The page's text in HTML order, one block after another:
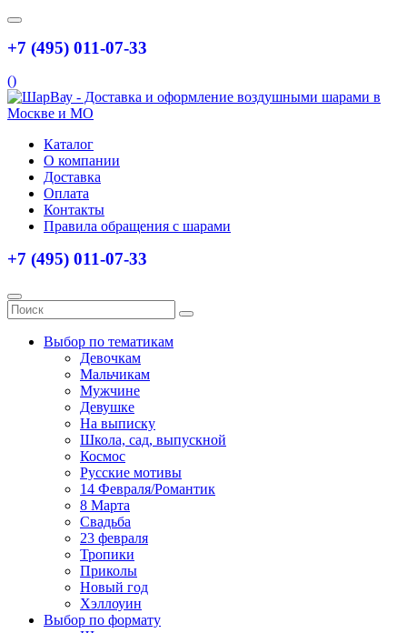
+7 (495) 011-07-33
()
Каталог
О компании
Доставка
Оплата
Контакты
Правила обращения с шарами
+7 (495) 011-07-33
Выбор по тематикам
Девочкам
Мальчикам
Мужчине
Девушке
На выписку
Школа, сад, выпускной
Космос
Русские мотивы
14 Февраля/Романтик
8 Марта
Свадьба
23 февраля
Тропики
Приколы
Новый год
Хэллоуин
Выбор по формату